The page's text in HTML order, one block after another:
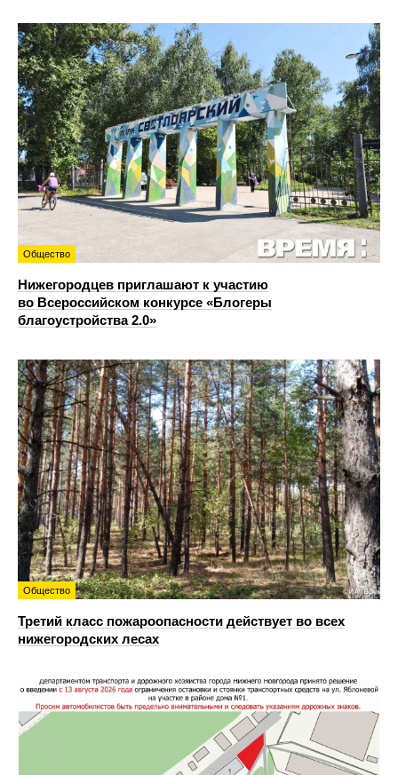
Общество
Нижегородцев приглашают к участию
во Всероссийском конкурсе «Блогеры
благоустройства 2.0»
Общество
Третий класс пожароопасности действует во всех
нижегородских лесах